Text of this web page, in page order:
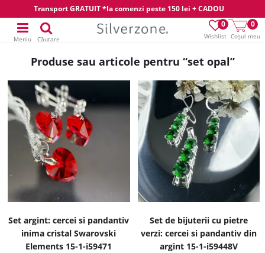
Transport GRATUIT *la comenzi peste 150 lei + CADOU
Wishlist
0
Coșul meu
0
Meniu Căutare
Produse sau articole pentru “set opal”
Set argint: cercei si pandantiv
inima cristal Swarovski
Elements 15-1-i59471
Set de bijuterii cu pietre
verzi: cercei si pandantiv din
argint 15-1-i59448V